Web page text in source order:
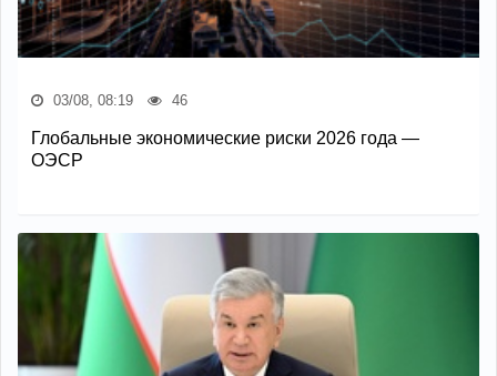
03/08, 08:19 46
Глобальные экономические риски 2026 года —
ОЭСР